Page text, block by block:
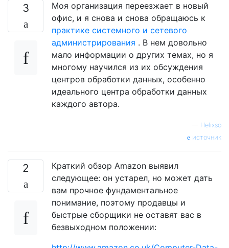
3
Моя организация переезжает в новый
офис, и я снова и снова обращаюсь к
практике системного и сетевого
администрирования . В нем довольно
мало информации о других темах, но я
многому научился из их обсуждения
центров обработки данных, особенно
идеального центра обработки данных
каждого автора.
— Helixso
источник
2
Краткий обзор Amazon выявил
следующее: он устарел, но может дать
вам прочное фундаментальное
понимание, поэтому продавцы и
быстрые сборщики не оставят вас в
безвыходном положении: